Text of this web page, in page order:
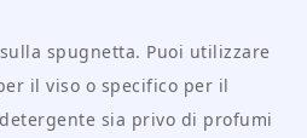
spugnetta. Puoi utilizzare
il viso o specifico per il
sia privo di profumi